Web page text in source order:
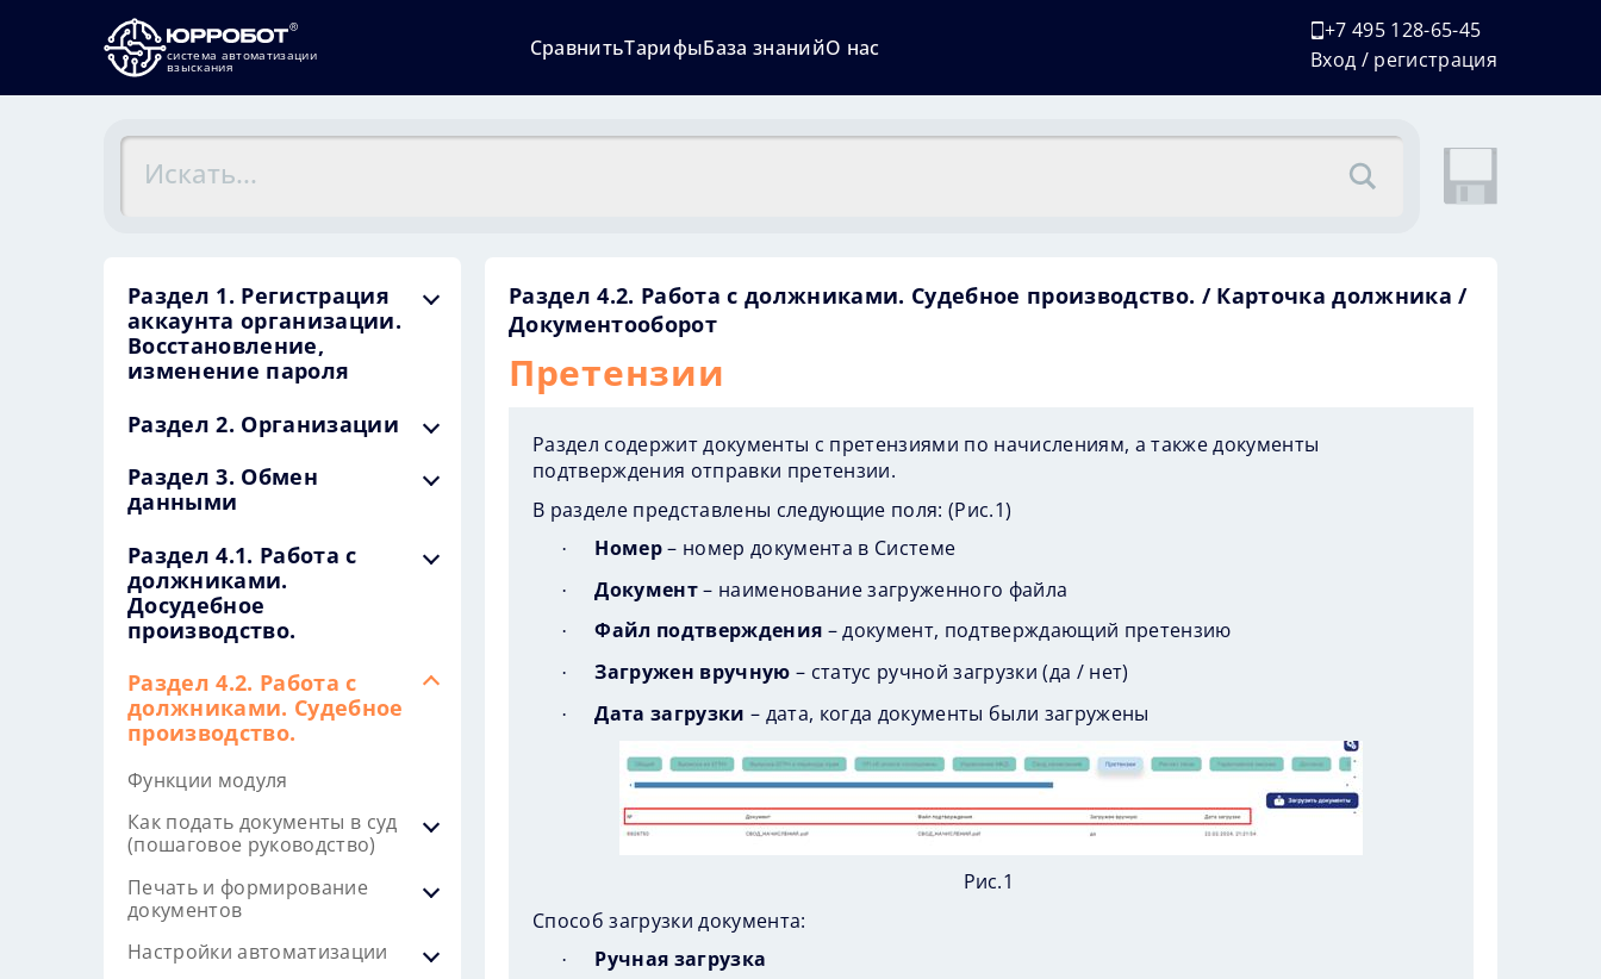
система автоматизации
взыскания
СравнитьТарифыБаза знанийО нас
+7 495 128-65-45
Вход / регистрация
Раздел 1. Регистрация
аккаунта организации.
Восстановление,
изменение пароля
Раздел 2. Организации
Раздел 3. Обмен
данными
Раздел 4.1. Работа с
должниками.
Досудебное
производство.
Раздел 4.2. Работа с
должниками. Судебное
производство.
Функции модуля
Как подать документы в суд
(пошаговое руководство)
Печать и формирование
документов
Настройки автоматизации
Раздел 4.2. Работа с должниками. Судебное производство.
Карточка должника
Документооборот
Претензии
Раздел содержит документы с претензиями по начислениям, а также документы
подтверждения отправки претензии.
В разделе представлены следующие поля: (Рис.1)
· Номер– номер документа в Системе
· Документ– наименование загруженного файла
· Файл подтверждения – документ, подтверждающий претензию
· Загружен вручную – статус ручной загрузки (да / нет)
· Дата загрузки – дата, когда документы были загружены
Рис.1
Способ загрузки документа:
·
Ручная загрузка